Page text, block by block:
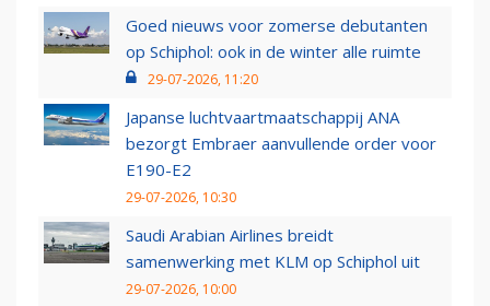
Goed nieuws voor zomerse debutanten
op Schiphol: ook in de winter alle ruimte
29-07-2026, 11:20
Japanse luchtvaartmaatschappij ANA
bezorgt Embraer aanvullende order voor
E190-E2
29-07-2026, 10:30
Saudi Arabian Airlines breidt
samenwerking met KLM op Schiphol uit
29-07-2026, 10:00